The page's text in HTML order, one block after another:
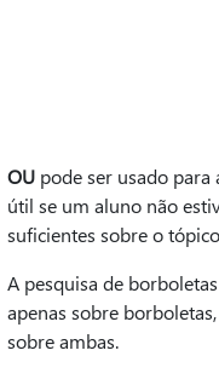
OU pode ser usado para
útil se um aluno não
suficientes sobre o
A pesquisa de borboletas
apenas sobre
sobre ambas.